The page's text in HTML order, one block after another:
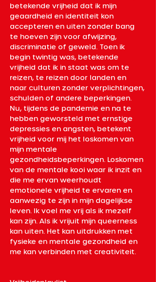
betekende vrijheid dat ik mijn
geaardheid en identiteit kon
accepteren en uiten zonder bang
te hoeven zijn voor afwijzing,
discriminatie of geweld. Toen ik
begin twintig was, betekende
vrijheid dat ik in staat was om te
reizen, te reizen door landen en
naar culturen zonder verplichtingen,
schulden of andere beperkingen.
Nu, tijdens de pandemie en na te
hebben geworsteld met ernstige
depressies en angsten, betekent
vrijheid voor mij het loskomen van
mijn mentale
gezondheidsbeperkingen. Loskomen
van de mentale kooi waar ik inzit en
die me ervan weerhoudt
emotionele vrijheid te ervaren en
aanwezig te zijn in mijn dagelijkse
leven. Ik voel me vrij als ik mezelf
kan zijn. Als ik vrijuit mijn queerness
kan uiten. Het kan uitdrukken met
fysieke en mentale gezondheid en
me kan verbinden met creativiteit.